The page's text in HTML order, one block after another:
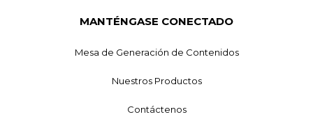
MANTÉNGASE CONECTADO
Mesa de Generación de Contenidos
Nuestros Productos
Contáctenos